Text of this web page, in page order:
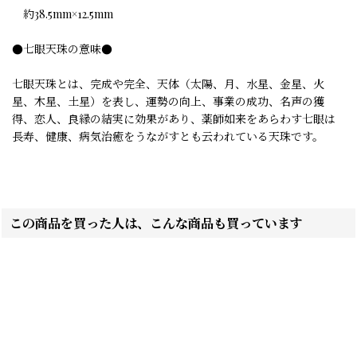
約38.5mm×12.5mm
●七眼天珠の意味●
七眼天珠とは、完成や完全、天体（太陽、月、水星、金星、火
星、木星、土星）を表し、運勢の向上、事業の成功、名声の獲
得、恋人、良縁の結実に効果があり、薬師如来をあらわす七眼は
長寿、健康、病気治癒をうながすとも云われている天珠です。
この商品を買った人は、こんな商品も買っています